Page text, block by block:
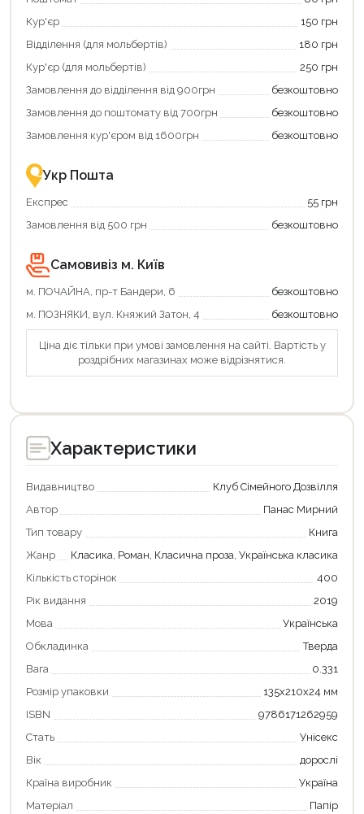
Кур'єр
150 грн
Відділення (для мольбертів)
180 грн
Кур'єр (для мольбертів)
250 грн
Замовлення до відділення від 900грн
безкоштовно
Замовлення до поштомату від 700грн
безкоштовно
Замовлення кур'єром від 1600грн
безкоштовно
Укр Пошта
Експрес
55 грн
Замовлення від 500 грн
безкоштовно
Самовивіз м. Київ
м. ПОЧАЙНА, пр-т Бандери, 6
безкоштовно
м. ПОЗНЯКИ, вул. Княжий Затон, 4
безкоштовно
Ціна діє тільки при умові замовлення на сайті. Вартість у
роздрібних магазинах може відрізнятися.
Характеристики
Видавництво
Клуб Сімейного Дозвілля
Автор
Панас Мирний
Тип товару
Книга
Жанр
Класика, Роман, Класична проза, Українська класика
Кількість сторінок
400
Рік видання
2019
Мова
Українська
Обкладинка
Тверда
Вага
0.331
Розмір упаковки
135х210х24 мм
ISBN
9786171262959
Стать
Унісекс
Вік
дорослі
Країна виробник
Україна
Матеріал
Папір
Продовжити покупки
Оформити замовлення